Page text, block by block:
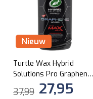
Nieuw
Turtle Wax Hybrid
Solutions Pro Graphene
Max Wax 414ml
37,99 27,95